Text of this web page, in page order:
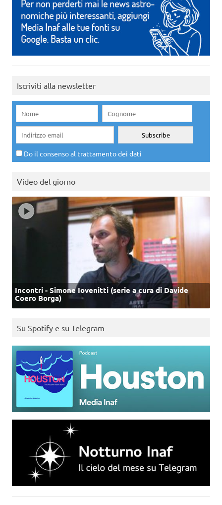
Iscriviti alla newsletter
Do il consenso al trattamento dei dati
Video del giorno
Incontri - Simone Iovenitti (serie a cura di Davide
Coero Borga)
Su Spotify e su Telegram